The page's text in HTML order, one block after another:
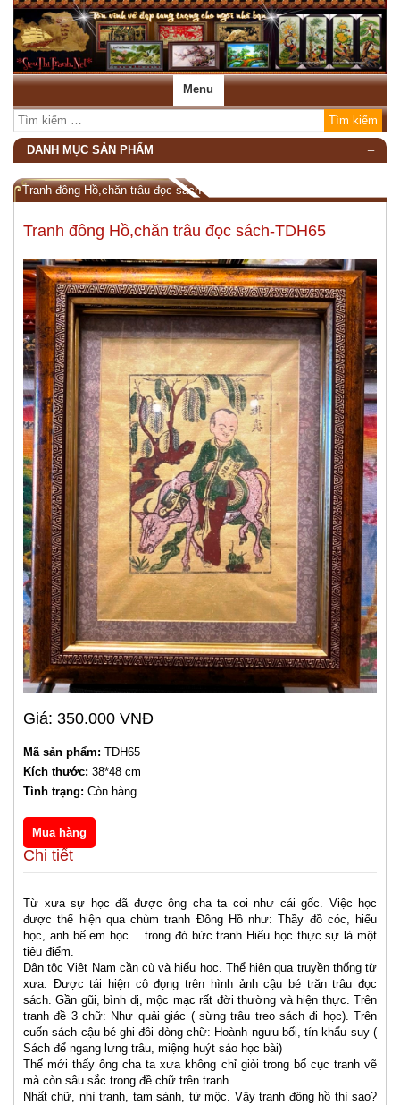
Menu
DANH MỤC SẢN PHẨM
Tranh đông Hồ,chăn trâu đọc sách-TDH65
Tranh đông Hồ,chăn trâu đọc sách-TDH65
Giá: 350.000 VNĐ
Mã sản phẩm: TDH65
Kích thước: 38*48 cm
Tình trạng: Còn hàng
Chi tiết
Từ xưa sự học đã được ông cha ta coi như cái gốc. Việc học
được thể hiện qua chùm tranh Đông Hồ như: Thầy đồ cóc, hiếu
học, anh bế em học… trong đó bức tranh Hiếu học thực sự là một
tiêu điểm.
Dân tộc Việt Nam cần cù và hiếu học. Thể hiện qua truyền thống từ
xưa. Được tái hiện cô đọng trên hình ảnh cậu bé trăn trâu đọc
sách. Gần gũi, bình dị, mộc mạc rất đời thường và hiện thực. Trên
tranh đề 3 chữ: Như quải giác ( sừng trâu treo sách đi học). Trên
cuốn sách cậu bé ghi đôi dòng chữ: Hoành ngưu bối, tín khẩu suy (
Sách để ngang lưng trâu, miệng huýt sáo học bài)
Thế mới thấy ông cha ta xưa không chỉ giỏi trong bố cục tranh vẽ
mà còn sâu sắc trong đề chữ trên tranh.
Nhất chữ, nhì tranh, tam sành, tứ mộc. Vậy tranh đông hồ thì sao?